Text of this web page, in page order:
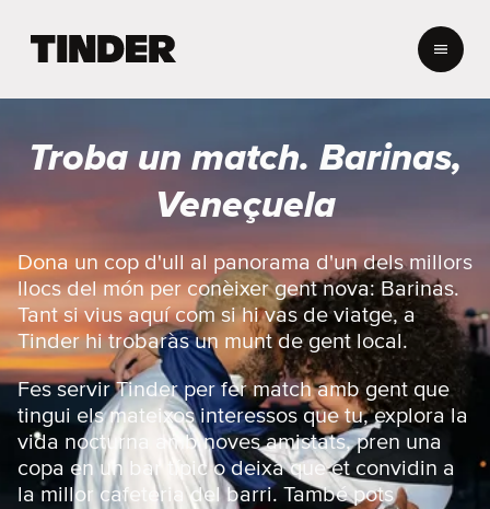
n
c
i
Troba un match. Barinas,
Veneçuela
Dona un cop d'ull al panorama d'un dels millors
llocs del món per conèixer gent nova: Barinas.
Tant si vius aquí com si hi vas de viatge, a
Tinder hi trobaràs un munt de gent local.
Fes servir Tinder per fer match amb gent que
tingui els mateixos interessos que tu, explora la
vida nocturna amb noves amistats, pren una
copa en un bar típic o deixa que et convidin a
la millor cafeteria del barri. També pots